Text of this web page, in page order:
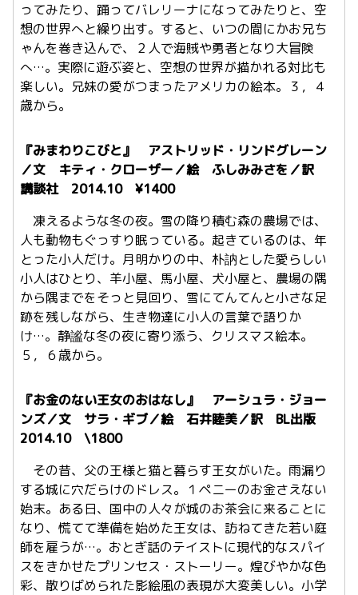
ってみたり、踊ってバレリーナになってみたりと、空
想の世界へと繰り出す。すると、いつの間にかお兄ち
ゃんを巻き込んで、２人で海賊や勇者となり大冒険
へ…。実際に遊ぶ姿と、空想の世界が描かれる対比も
楽しい。兄妹の愛がつまったアメリカの絵本。３，４
歳から。
『みまわりこびと』 アストリッド・リンドグレーン
／文 キティ・クローザー／絵 ふしみみさを／訳
講談社 2014.10 ¥1400
凍えるような冬の夜。雪の降り積む森の農場では、
人も動物もぐっすり眠っている。起きているのは、年
とった小人だけ。月明かりの中、朴訥とした愛らしい
小人はひとり、羊小屋、馬小屋、犬小屋と、農場の隅
から隅までをそっと見回り、雪にてんてんと小さな足
跡を残しながら、生き物達に小人の言葉で語りか
け…。静謐な冬の夜に寄り添う、クリスマス絵本。
５，６歳から。
『お金のない王女のおはなし』 アーシュラ・ジョー
ンズ／文 サラ・ギブ／絵 石井睦美／訳 BL出版
2014.10 \1800
その昔、父の王様と猫と暮らす王女がいた。雨漏り
する城に穴だらけのドレス。１ペニーのお金さえない
始末。ある日、国中の人々が城のお茶会に来ることに
なり、慌てて準備を始めた王女は、訪ねてきた若い庭
師を雇うが…。おとぎ話のテイストに現代的なスパイ
スをきかせたプリンセス・ストーリー。煌びやかな色
彩、散りばめられた影絵風の表現が大変美しい。小学